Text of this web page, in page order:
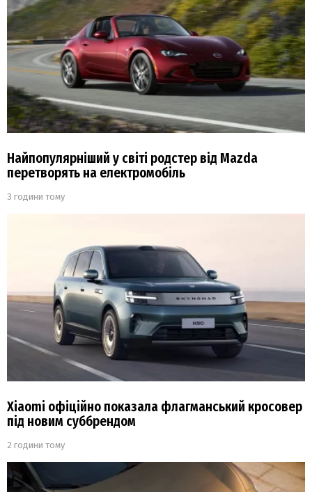
Найпопулярніший у світі родстер від Mazda
перетворять на електромобіль
3 години тому
Xiaomi офіційно показала флагманський кросовер
під новим суббрендом
2 години тому